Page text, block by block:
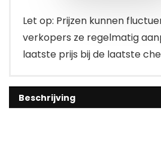
Let op: Prijzen kunnen
verkopers ze regelmatig
laatste prijs bij de laatste
Beschrijving